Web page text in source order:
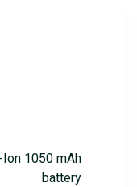
1050 mAh
battery